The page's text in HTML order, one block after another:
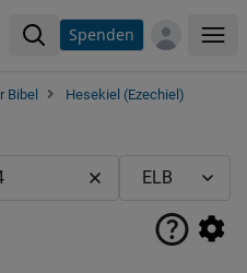
Spenden
Bibel
Hesekiel (Ezechiel)